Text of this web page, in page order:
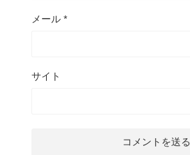
メール *
サイト